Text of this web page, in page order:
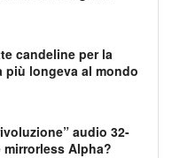
candeline per la
più longeva al mondo
audio 32-
Alpha?